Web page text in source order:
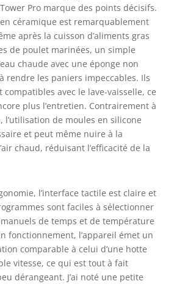
Tower Pro marque des points décisifs.
céramique est remarquablement
après la cuisson d’aliments gras
de poulet marinées, un simple
chaude avec une éponge non
rendre les paniers impeccables. Ils
compatibles avec le lave-vaisselle, ce
plus l’entretien. Contrairement à
l’utilisation de moules en silicone
et peut même nuire à la
chaud, réduisant l’efficacité de la
l’interface tactile est claire et
sont faciles à sélectionner
de temps et de température
fonctionnement, l’appareil émet un
comparable à celui d’une hotte
vitesse, ce qui est tout à fait
dérangeant. J’ai noté une petite